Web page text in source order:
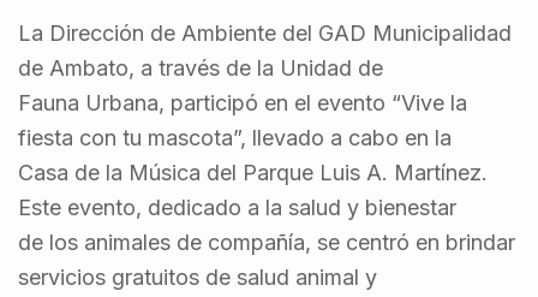
La Dirección de Ambiente del GAD Municipalidad
de Ambato, a través de la Unidad de
Fauna Urbana, participó en el evento “Vive la
fiesta con tu mascota”, llevado a cabo en la
Casa de la Música del Parque Luis A. Martínez.
Este evento, dedicado a la salud y bienestar
de los animales de compañía, se centró en brindar
servicios gratuitos de salud animal y